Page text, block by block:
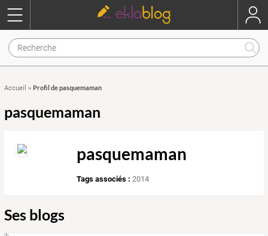
Accueil » Profil de pasquemaman
pasquemaman
pasquemaman
Tags associés : 2014
Ses blogs